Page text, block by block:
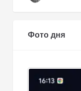
Фото дня